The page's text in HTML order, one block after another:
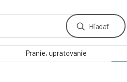
Hľadať
Pranie, upratovanie